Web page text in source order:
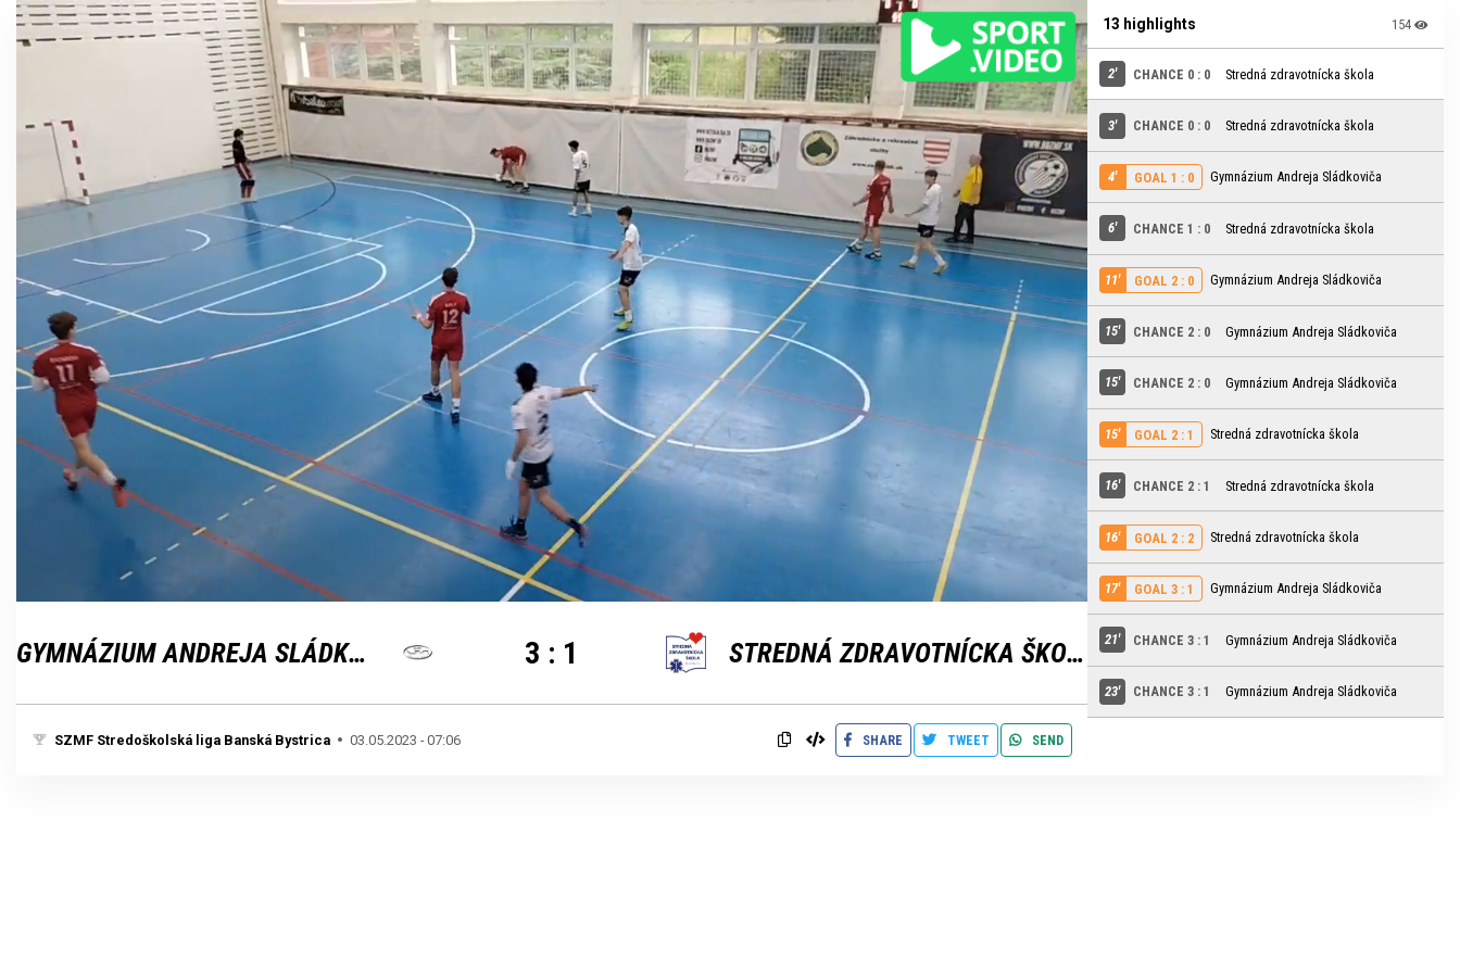
100.00%
edit
GYMNÁZIUM ANDREJA SLÁDKOVIČA 3 : 1 STREDNÁ ZDRAVOTNÍCKA ŠKOLA
SZMF Stredoškolská liga Banská Bystrica 03.05.2023 - 07:06 SHARE TWEET SEND
13 highlights 154
2' CHANCE 0 : 0 Stredná zdravotnícka škola
3' CHANCE 0 : 0 Stredná zdravotnícka škola
4' GOAL 1 : 0 Gymnázium Andreja Sládkoviča
6' CHANCE 1 : 0 Stredná zdravotnícka škola
11' GOAL 2 : 0 Gymnázium Andreja Sládkoviča
15' CHANCE 2 : 0 Gymnázium Andreja Sládkoviča
15' CHANCE 2 : 0 Gymnázium Andreja Sládkoviča
15' GOAL 2 : 1 Stredná zdravotnícka škola
16' CHANCE 2 : 1 Stredná zdravotnícka škola
16' GOAL 2 : 2 Stredná zdravotnícka škola
17' GOAL 3 : 1 Gymnázium Andreja Sládkoviča
21' CHANCE 3 : 1 Gymnázium Andreja Sládkoviča
23' CHANCE 3 : 1 Gymnázium Andreja Sládkoviča